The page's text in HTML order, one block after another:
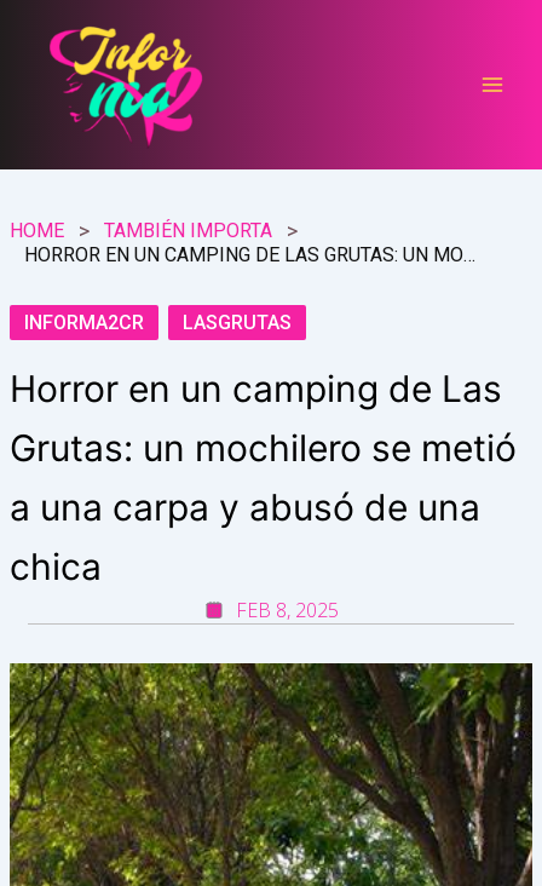
contenido
HOME
TAMBIÉN IMPORTA
HORROR EN UN CAMPING DE LAS GRUTAS: UN MOCHILERO SE METIÓ A UNA CARPA Y ABUSÓ DE UNA CHICA
INFORMA2CR LASGRUTAS
Horror en un camping de Las
Grutas: un mochilero se metió
a una carpa y abusó de una
chica
FEB 8, 2025